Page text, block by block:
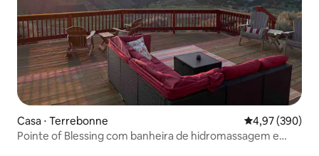
Casa ⋅ Terrebonne 4,97 de uma
4,97 (390)
Pointe of Blessing com banheira de hidromassagem e